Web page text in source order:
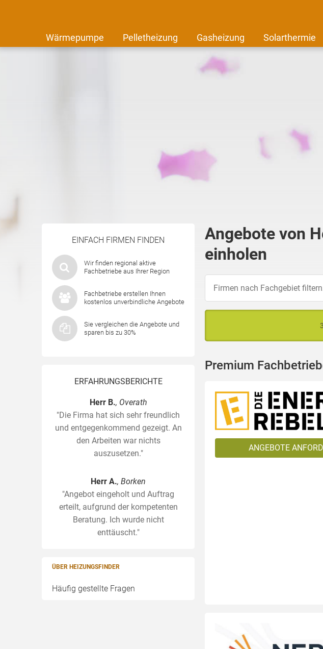
Wärmepumpe Pelletheizung Gasheizung Solarthermie
EINFACH FIRMEN FINDEN
Wir finden regional aktive
Fachbetriebe aus Ihrer Region
Fachbetriebe erstellen Ihnen
kostenlos unverbindliche Angebote
Sie vergleichen die Angebote und
sparen bis zu 30%
ERFAHRUNGSBERICHTE
Herr B., Overath
"Die Firma hat sich sehr freundlich
und entgegenkommend gezeigt. An
den Arbeiten war nichts
auszusetzen."
Herr A., Borken
"Angebot eingeholt und Auftrag
erteilt, aufgrund der kompetenten
Beratung. Ich wurde nicht
enttäuscht."
ÜBER HEIZUNGSFINDER
Häufig gestellte Fragen
Angebote von
einholen
Premium
ANGEBOTE